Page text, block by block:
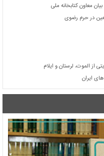
معاون کتابخانه ملی
در حرم رضوی
از الموت، لرستان و ایلام
ایران